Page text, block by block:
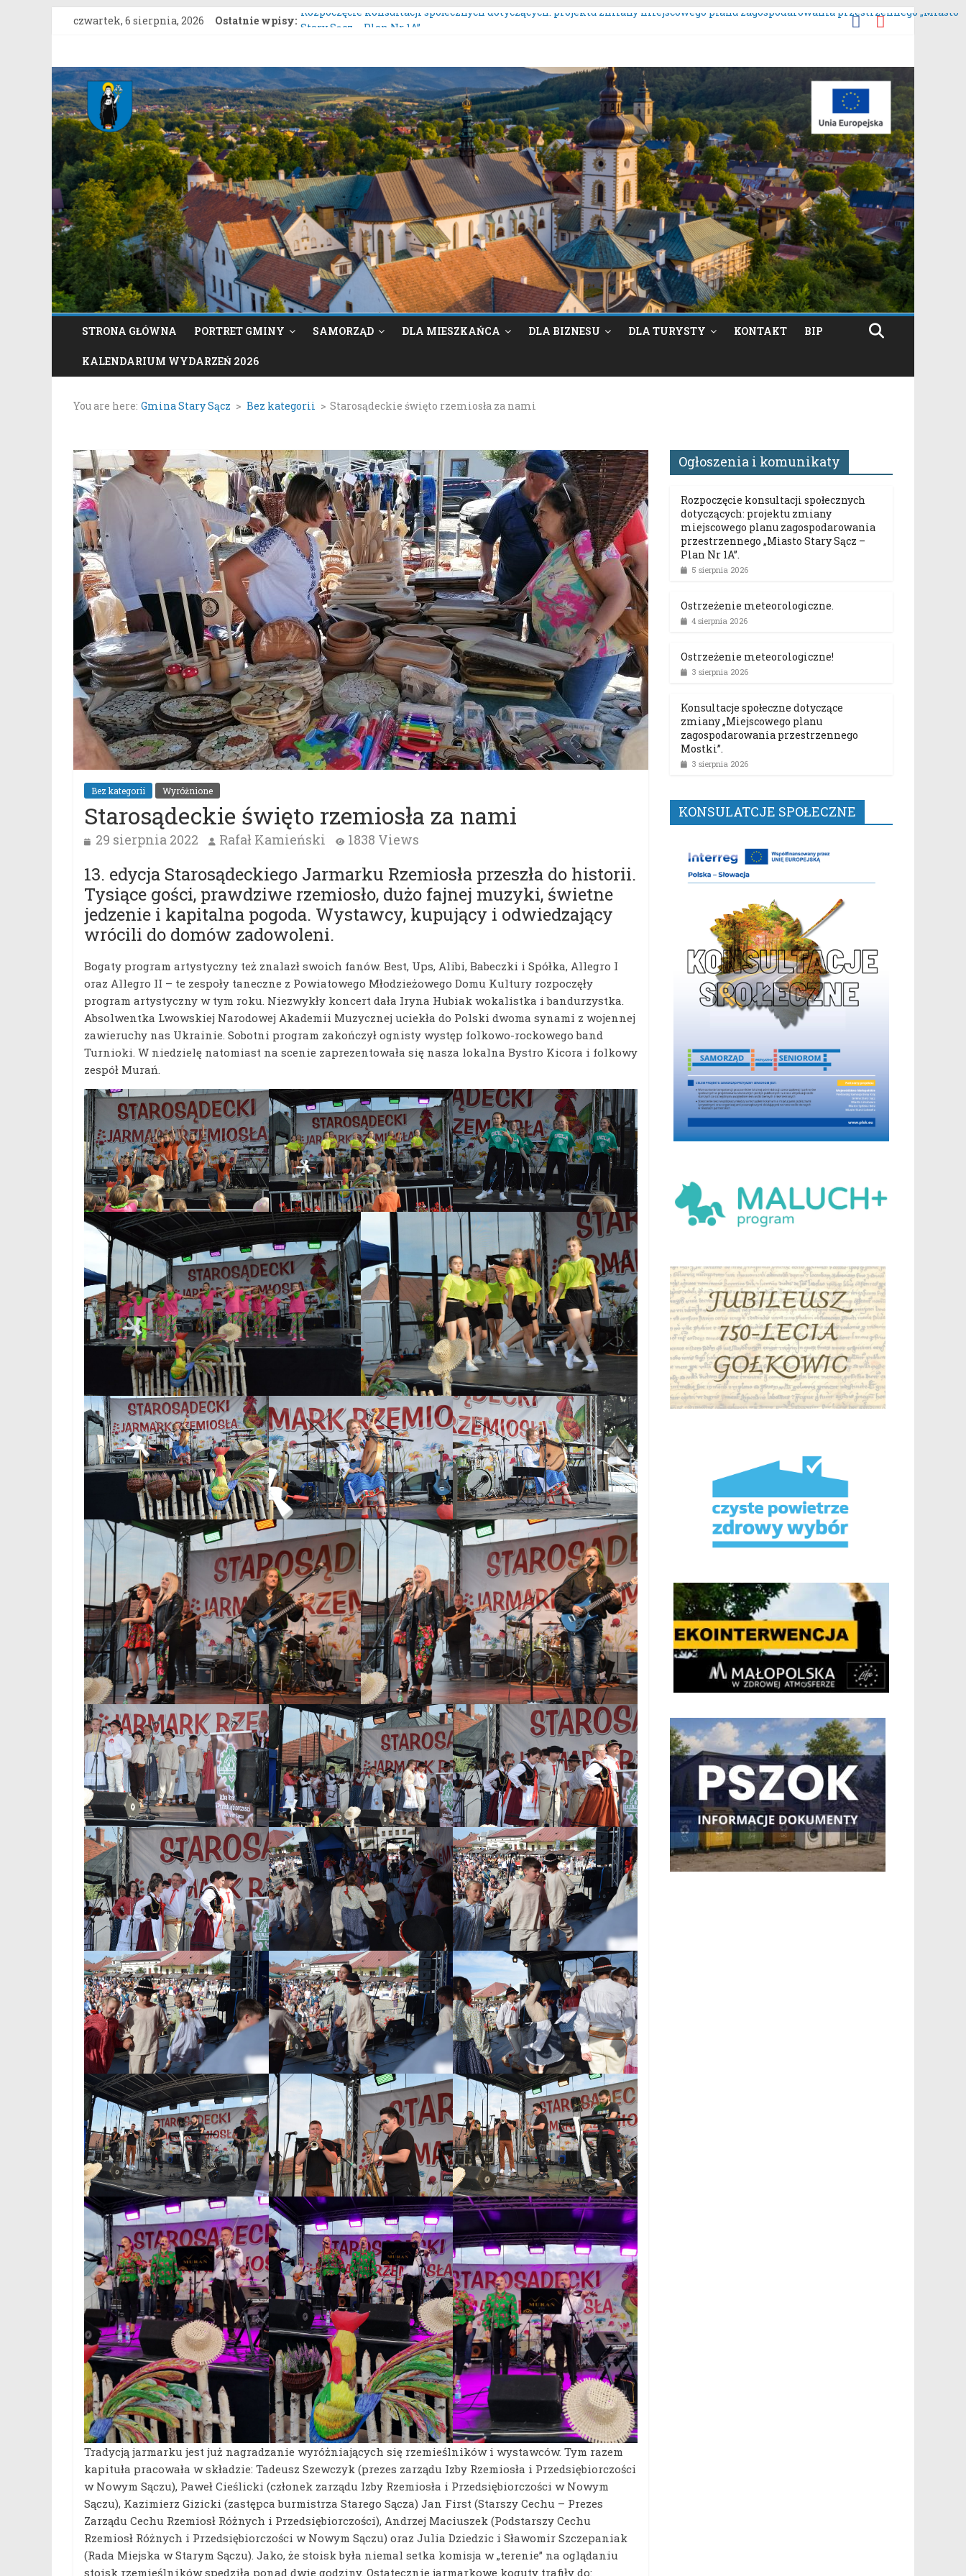
Przejdź
czwartek, 6 sierpnia, 2026 Ostatnie wpisy: Rozpoczęcie konsultacji społecznych dotyczących: projektu zmiany miejscowego planu zagospodarowania przestrzennego „Miasto
Ostrzeżenie meteorologiczne.
Ostrzeżenie meteorologiczne!
Konkurs „Moc Bukietów Matki Boskiej Zielnej”.
Gmina
Stary
Sącz
Portal
samorządowy
Gminy
Stary
Sącz
STRONA GŁÓWNA PORTRET GMINY SAMORZĄD DLA MIESZKAŃCA DLA BIZNESU DLA TURYSTY KONTAKT BIP
KALENDARIUM WYDARZEŃ 2026
You are here: Gmina Stary Sącz > Bez kategorii > Starosądeckie święto rzemiosła za nami
Bez kategorii Wyróżnione
Starosądeckie święto rzemiosła za nami
29 sierpnia 2022 Rafał Kamieński 1838 Views
13. edycja Starosądeckiego Jarmarku Rzemiosła przeszła do historii.
Tysiące gości, prawdziwe rzemiosło, dużo fajnej muzyki, świetne
jedzenie i kapitalna pogoda. Wystawcy, kupujący i odwiedzający
wrócili do domów zadowoleni.
Bogaty program artystyczny też znalazł swoich fanów. Best, Ups, Alibi, Babeczki i Spółka, Allegro I
oraz Allegro II – te zespoły taneczne z Powiatowego Młodzieżowego Domu Kultury rozpoczęły
program artystyczny w tym roku. Niezwykły koncert dała Iryna Hubiak wokalistka i bandurzystka.
Absolwentka Lwowskiej Narodowej Akademii Muzycznej uciekła do Polski dwoma synami z wojennej
zawieruchy nas Ukrainie. Sobotni program zakończył ognisty występ folkowo-rockowego band
Turnioki. W niedzielę natomiast na scenie zaprezentowała się nasza lokalna Bystro Kicora i folkowy
zespół Murań.
Tradycją jarmarku jest już nagradzanie wyróżniających się rzemieślników i wystawców. Tym razem
kapituła pracowała w składzie: Tadeusz Szewczyk (prezes zarządu Izby Rzemiosła i Przedsiębiorczości
w Nowym Sączu), Paweł Cieślicki (członek zarządu Izby Rzemiosła i Przedsiębiorczości w Nowym
Sączu), Kazimierz Gizicki (zastępca burmistrza Starego Sącza) Jan First (Starszy Cechu – Prezes
Zarządu Cechu Rzemiosł Różnych i Przedsiębiorczości), Andrzej Maciuszek (Podstarszy Cechu
Rzemiosł Różnych i Przedsiębiorczości w Nowym Sączu) oraz Julia Dziedzic i Sławomir Szczepaniak
(Rada Miejska w Starym Sączu). Jako, że stoisk była niemal setka komisja w „terenie” na oglądaniu
stoisk rzemieślników spędziła ponad dwie godziny. Ostatecznie jarmarkowe koguty trafiły do:
Ogłoszenia i komunikaty
Rozpoczęcie konsultacji społecznych
dotyczących: projektu zmiany
miejscowego planu zagospodarowania
przestrzennego „Miasto Stary Sącz –
Plan Nr 1A”.
5 sierpnia 2026
Ostrzeżenie meteorologiczne.
4 sierpnia 2026
Ostrzeżenie meteorologiczne!
3 sierpnia 2026
Konsultacje społeczne dotyczące
zmiany „Miejscowego planu
zagospodarowania przestrzennego
Mostki”.
3 sierpnia 2026
KONSULATCJE SPOŁECZNE